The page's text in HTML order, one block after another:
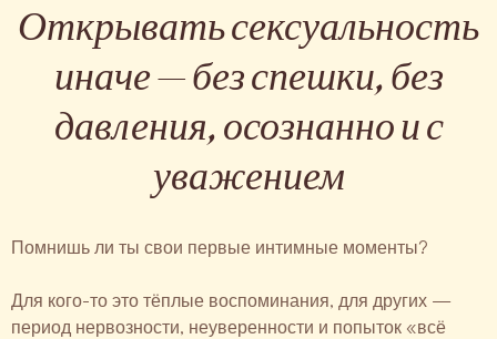
Открывать сексуальность
иначе — без спешки, без
давления, осознанно и с
уважением
Помнишь ли ты свои первые интимные моменты?
Для кого-то это тёплые воспоминания, для других —
период нервозности, неуверенности и попыток «всё